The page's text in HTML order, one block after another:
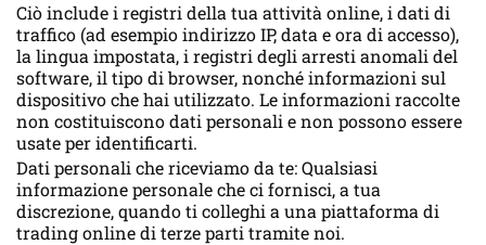
Ciò include i registri della tua attività online, i dati di
traffico (ad esempio indirizzo IP, data e ora di accesso),
la lingua impostata, i registri degli arresti anomali del
software, il tipo di browser, nonché informazioni sul
dispositivo che hai utilizzato. Le informazioni raccolte
non costituiscono dati personali e non possono essere
usate per identificarti.
Dati personali che riceviamo da te: Qualsiasi
informazione personale che ci fornisci, a tua
discrezione, quando ti colleghi a una piattaforma di
trading online di terze parti tramite noi.